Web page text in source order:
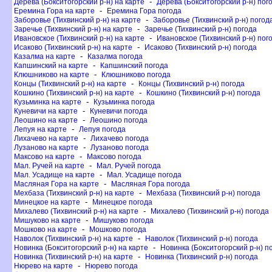
Еремина Гора на карте
-
Еремина Гора погода
Заборовье (Тихвинский р-н) на карте
- Заборовье (Тихвинский р-н)
Заречье (Тихвинский р-н) на карте
- Заречье (Тихвинский р-н) погода
Ивановское (Тихвинский р-н) на карте
-
Ивановское (Тихвинский р-н)
Исаково (Тихвинский р-н) на карте
-
Исаково (Тихвинский р-н) погода
Казалма на карте
-
Казалма погода
Капшинский на карте
-
Капшинский погода
Клюшниково на карте
-
Клюшниково погода
Концы (Тихвинский р-н) на карте
-
Концы (Тихвинский р-н) погода
Кошкино (Тихвинский р-н) на карте
-
Кошкино (Тихвинский р-н) погода
Кузьминка на карте
-
Кузьминка погода
Куневичи на карте
-
Куневичи погода
Леошино на карте
-
Леошино погода
Лепуя на карте
-
Лепуя погода
Лихачево на карте
-
Лихачево погода
Лузаново на карте
-
Лузаново погода
Максово на карте
-
Максово погода
Мал. Ручей на карте
-
Мал. Ручей погода
Мал. Усадище на карте
-
Мал. Усадище погода
Масляная Гора на карте
-
Масляная Гора погода
Мехбаза (Тихвинский р-н) на карте
-
Мехбаза (Тихвинский р-н) погода
Минецкое на карте
-
Минецкое погода
Михалево (Тихвинский р-н) на карте
-
Михалево (Тихвинский р-н) погода
Мишуково на карте
-
Мишуково погода
Мошково на карте
-
Мошково погода
Наволок (Тихвинский р-н) на карте
-
Наволок (Тихвинский р-н) погода
Новинка (Бокситогорский р-н) на карте
-
Новинка (Бокситогорский р-н)
Новинка (Тихвинский р-н) на карте
-
Новинка (Тихвинский р-н) погода
Нюрево на карте
-
Нюрево погода